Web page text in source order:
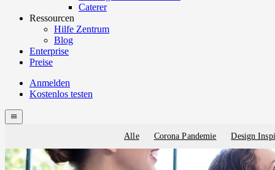
Caterer
Ressourcen
Hilfe Zentrum
Blog
Enterprise
Preise
Menutech
navigation
Anmelden
Kostenlos testen
menu
Blog
categories
Alle Corona Pandemie Design